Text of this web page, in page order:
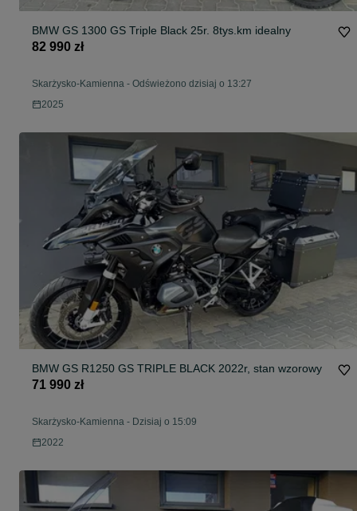
BMW GS 1300 GS Triple Black 25r. 8tys.km idealny
82 990 zł
Skarżysko-Kamienna - Odświeżono dzisiaj o 13:27
2025
BMW GS R1250 GS TRIPLE BLACK 2022r, stan wzorowy
71 990 zł
Skarżysko-Kamienna - Dzisiaj o 15:09
2022